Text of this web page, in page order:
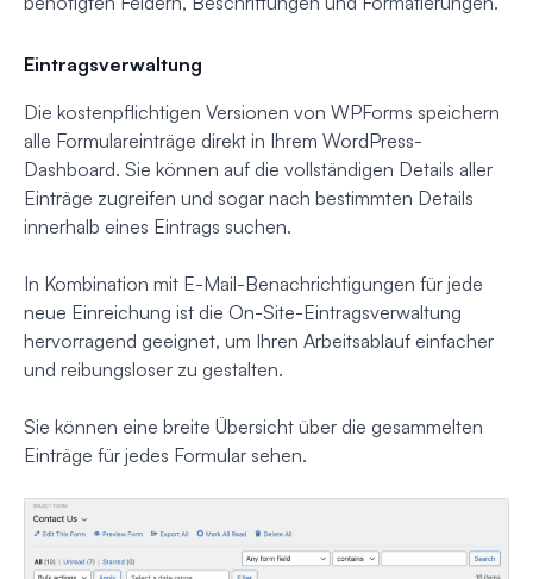
Eintragsverwaltung
Die kostenpflichtigen Versionen von WPForms speichern
alle Formulareinträge direkt in Ihrem WordPress-
Dashboard. Sie können auf die vollständigen Details aller
Einträge zugreifen und sogar nach bestimmten Details
innerhalb eines Eintrags suchen.
In Kombination mit E-Mail-Benachrichtigungen für jede
neue Einreichung ist die On-Site-Eintragsverwaltung
hervorragend geeignet, um Ihren Arbeitsablauf einfacher
und reibungsloser zu gestalten.
Sie können eine breite Übersicht über die gesammelten
Einträge für jedes Formular sehen.